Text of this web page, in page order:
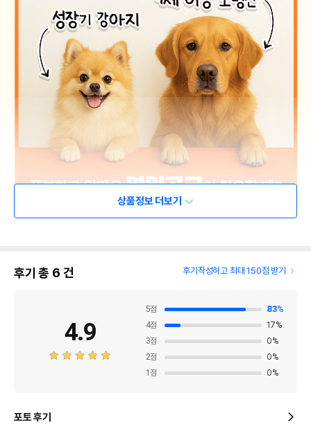
상품정보 더보기
후기 총 6 건 후기작성하고 최대 150점 받기
4.9
5점 83%
4점 17%
3점 0%
2점 0%
1 점 0%
포토 후기